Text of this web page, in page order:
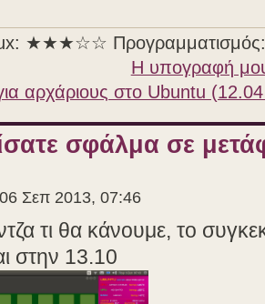
★★★☆☆
Η υπογραφή
αρχάριους στο Ubuntu
σφάλμα σε
Σεπ 2013, 07:46
τι θα κάνουμε, το
στην 13.10